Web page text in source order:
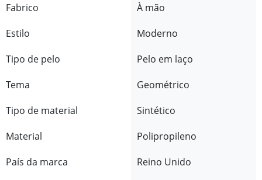
Fabrico
À mão
Estilo
Moderno
Tipo de pelo
Pelo em laço
Tema
Geométrico
Tipo de material
Sintético
Material
Polipropileno
País da marca
Reino Unido